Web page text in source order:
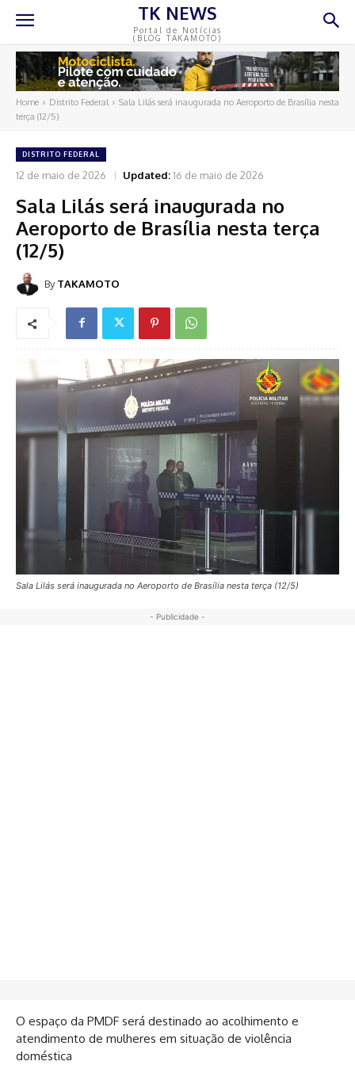
TK NEWS
Portal de Notícias
(BLOG TAKAMOTO)
Home Distrito Federal
Sala Lilás será inaugurada no Aeroporto de Brasília nesta
terça (12/5)
DISTRITO FEDERAL
12 de maio de 2026 Updated:16 de maio de 2026
Sala Lilás será inaugurada no
Aeroporto de Brasília nesta terça
(12/5)
By TAKAMOTO
Sala Lilás será inaugurada no Aeroporto de Brasília nesta terça (12/5)
- Publicidade -
O espaço da PMDF será destinado ao acolhimento e
atendimento de mulheres em situação de violência
doméstica